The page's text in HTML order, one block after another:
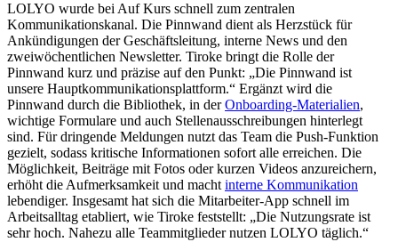
LOLYO wurde bei Auf Kurs schnell zum zentralen
Kommunikationskanal. Die Pinnwand dient als Herzstück für
Ankündigungen der Geschäftsleitung, interne News und den
zweiwöchentlichen Newsletter. Tiroke bringt die Rolle der
Pinnwand kurz und präzise auf den Punkt: „Die Pinnwand ist
unsere Hauptkommunikationsplattform.“ Ergänzt wird die
Pinnwand durch die Bibliothek, in derOnboarding-Materialien,
wichtige Formulare und auch Stellenausschreibungen hinterlegt
sind. Für dringende Meldungen nutzt das Team die Push-Funktion
gezielt, sodass kritische Informationen sofort alle erreichen. Die
Möglichkeit, Beiträge mit Fotos oder kurzen Videos anzureichern,
erhöht die Aufmerksamkeit und macht interne Kommunikation
lebendiger. Insgesamt hat sich die Mitarbeiter-App schnell im
Arbeitsalltag etabliert, wie Tiroke feststellt: „Die Nutzungsrate ist
sehr hoch. Nahezu alle Teammitglieder nutzen LOLYO täglich.“